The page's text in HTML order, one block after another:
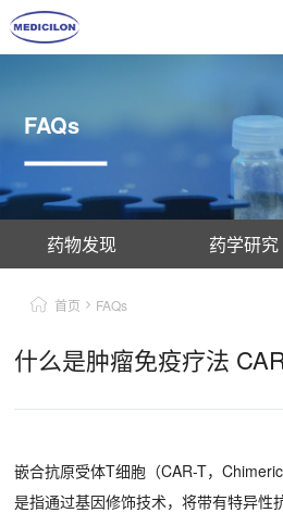
FAQs
药物发现 药学研究
首页 FAQs
什么是肿瘤免疫疗法
嵌合抗原受体T细胞（CAR-T，
是指通过基因修饰技术，将带有特异性